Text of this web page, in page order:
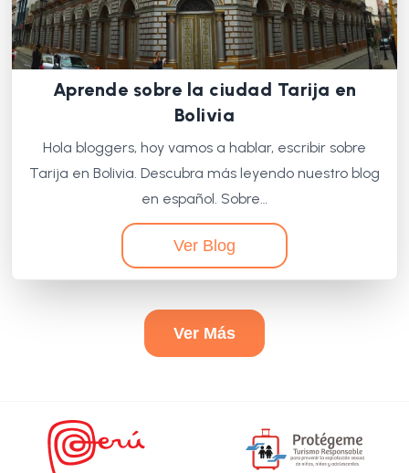
Aprende sobre la ciudad Tarija en
Bolivia
Hola bloggers, hoy vamos a hablar, escribir sobre
Tarija en Bolivia. Descubra más leyendo nuestro blog
en español. Sobre…
Ver Blog
Ver Más